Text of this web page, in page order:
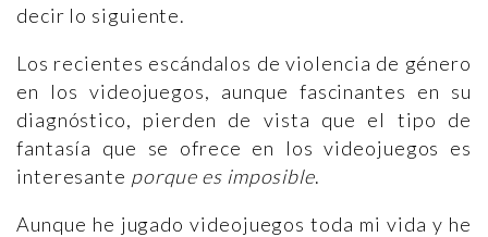
decir lo siguiente.
Los recientes escándalos de violencia de género
en los videojuegos, aunque fascinantes en su
diagnóstico, pierden de vista que el tipo de
fantasía que se ofrece en los videojuegos es
interesante porque es imposible.
Aunque he jugado videojuegos toda mi vida y he